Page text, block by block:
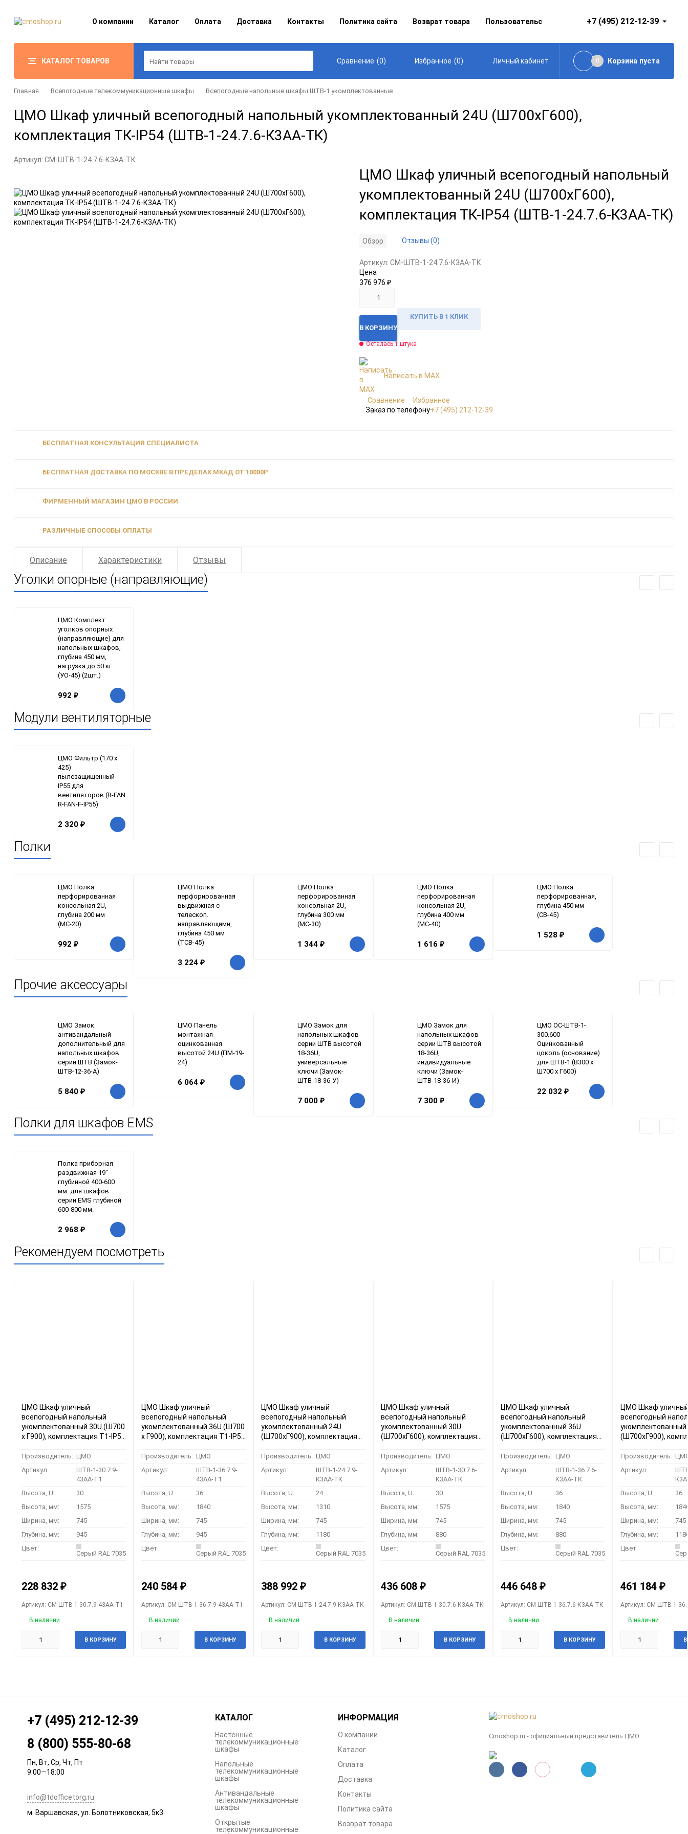
О компании Каталог Оплата Доставка Контакты Политика сайта Возврат товара Пользовательское соглашение+7 (495) 212-12-39
КАТАЛОГ ТОВАРОВ Сравнение (0) Избранное (0) Личный кабинет 0 Корзина пуста
Главная Всепогодные телекоммуникационные шкафы Всепогодные напольные шкафы ШТВ-1 укомплектованные
ЦМО Шкаф уличный всепогодный напольный укомплектованный 24U (Ш700хГ600),
комплектация ТК-IP54 (ШТВ-1-24.7.6-К3АА-ТК)
Артикул: CM-ШТВ-1-24.7.6-К3АА-ТК
ЦМО Шкаф уличный всепогодный напольный
укомплектованный 24U (Ш700хГ600),
комплектация ТК-IP54 (ШТВ-1-24.7.6-К3АА-ТК)
Обзор Отзывы (0)
Артикул: CM-ШТВ-1-24.7.6-К3АА-ТК
Цена
376 976 ₽
В КОРЗИНУ
КУПИТЬ В 1 КЛИК
Осталась 1 штука
Написать в MAX
Сравнение
Избранное
Заказ по телефону+7 (495) 212-12-39
БЕСПЛАТНАЯ КОНСУЛЬТАЦИЯ СПЕЦИАЛИСТА
БЕСПЛАТНАЯ ДОСТАВКА ПО МОСКВЕ В ПРЕДЕЛАХ МКАД ОТ 10000Р
ФИРМЕННЫЙ МАГАЗИН ЦМО В РОССИИ
РАЗЛИЧНЫЕ СПОСОБЫ ОПЛАТЫ
Описание Характеристики Отзывы
Уголки опорные (направляющие)
ЦМО Комплект
уголков опорных
(направляющие) для
напольных шкафов,
глубина 450 мм,
нагрузка до 50 кг
(УО-45) (2шт.)
992 ₽
Модули вентиляторные
ЦМО Фильтр (170 х
425)
пылезащищенный
IP55 для
вентиляторов (R-FAN
R-FAN-F-IP55)
2 320 ₽
Полки
ЦМО Полка
перфорированная
консольная 2U,
глубина 200 мм
(МС-20)
992 ₽
ЦМО Полка
перфорированная
выдвижная с
телескоп.
направляющими,
глубина 450 мм
(ТСВ-45)
3 224 ₽
ЦМО Полка
перфорированная
консольная 2U,
глубина 300 мм
(МС-30)
1 344 ₽
ЦМО Полка
перфорированная
консольная 2U,
глубина 400 мм
(МС-40)
1 616 ₽
ЦМО Полка
перфорированная,
глубина 450 мм
(СВ-45)
1 528 ₽
Прочие аксессуары
ЦМО Замок
антивандальный
дополнительный для
напольных шкафов
серии ШТВ (Замок-
ШТВ-12-36-А)
5 840 ₽
ЦМО Панель
монтажная
оцинкованная
высотой 24U (ПМ-19-
24)
6 064 ₽
ЦМО Замок для
напольных шкафов
серии ШТВ высотой
18-36U,
универсальные
ключи (Замок-
ШТВ-18-36-У)
7 000 ₽
ЦМО Замок для
напольных шкафов
серии ШТВ высотой
18-36U,
индивидуальные
ключи (Замок-
ШТВ-18-36-И)
7 300 ₽
ЦМО ОС-ШТВ-1-
300.600
Оцинкованный
цоколь (основание)
для ШТВ-1 (В300 х
Ш700 х Г600)
22 032 ₽
Полки для шкафов EMS
Полка приборная
раздвижная 19"
глубинной 400-600
мм. для шкафов
серии EMS глубиной
600-800 мм.
2 968 ₽
Рекомендуем посмотреть
ЦМО Шкаф уличный
всепогодный напольный
укомплектованный 30U (Ш700
х Г900), комплектация Т1-IP54
Производитель: ЦМО
Артикул:
ШТВ-1-30.7.9-
43АА-Т1
Высота, U:
30
Высота, мм:
1575
Ширина, мм:
745
Глубина, мм:
945
Цвет:
Серый RAL 7035
228 832 ₽
Артикул: CM-ШТВ-1-30.7.9-43АА-Т1
В наличии
В КОРЗИНУ
ЦМО Шкаф уличный
всепогодный напольный
укомплектованный 36U (Ш700
х Г900), комплектация Т1-IP54
Производитель: ЦМО
Артикул:
ШТВ-1-36.7.9-
43АА-Т1
Высота, U:
36
Высота, мм:
1840
Ширина, мм:
745
Глубина, мм:
945
Цвет:
Серый RAL 7035
240 584 ₽
Артикул: CM-ШТВ-1-36.7.9-43АА-Т1
В наличии
В КОРЗИНУ
ЦМО Шкаф уличный
всепогодный напольный
укомплектованный 24U
(Ш700хГ900), комплектация
ТК)
Производитель: ЦМО
Артикул:
ШТВ-1-24.7.9-
К3АА-ТК
Высота, U:
24
Высота, мм:
1310
Ширина, мм:
745
Глубина, мм:
1180
Цвет:
Серый RAL 7035
388 992 ₽
Артикул: CM-ШТВ-1-24.7.9-К3АА-ТК
В наличии
В КОРЗИНУ
ЦМО Шкаф уличный
всепогодный напольный
укомплектованный 30U
(Ш700хГ600), комплектация
ТК)
Производитель: ЦМО
Артикул:
ШТВ-1-30.7.6-
К3АА-ТК
Высота, U:
30
Высота, мм:
1575
Ширина, мм:
745
Глубина, мм:
880
Цвет:
Серый RAL 7035
436 608 ₽
Артикул: CM-ШТВ-1-30.7.6-К3АА-ТК
В наличии
В КОРЗИНУ
ЦМО Шкаф уличный
всепогодный напольный
укомплектованный 36U
(Ш700хГ600), комплектация
ТК)
Производитель: ЦМО
Артикул:
ШТВ-1-36.7.6-
К3АА-ТК
Высота, U:
36
Высота, мм:
1840
Ширина, мм:
745
Глубина, мм:
880
Цвет:
Серый RAL 7035
446 648 ₽
Артикул: CM-ШТВ-1-36.7.6-К3АА-ТК
В наличии
В КОРЗИНУ
ЦМО Шкаф
всепогодный
укомплектованный
(Ш700хГ900),
ТК)
Производитель:
Артикул:
Высота, U:
36
Высота, мм:
Ширина, мм:
745
Глубина, мм:
Цвет:
461 184 ₽
Артикул: CM-ШТВ-1-
В наличии
+7 (495) 212-12-39
8 (800) 555-80-68
Пн, Вт, Ср, Чт, Пт
9:00—18:00
info@tdofficetorg.ru
м. Варшавская, ул. Болотниковская, 5к3
КАТАЛОГ
Настенные
телекоммуникационные
шкафы
Напольные
телекоммуникационные
шкафы
Антивандальные
телекоммуникационные
шкафы
Открытые
телекоммуникационные
ИНФОРМАЦИЯ
О компании
Каталог
Оплата
Доставка
Контакты
Политика сайта
Возврат товара
Cmoshop.ru - официальный представитель ЦМО